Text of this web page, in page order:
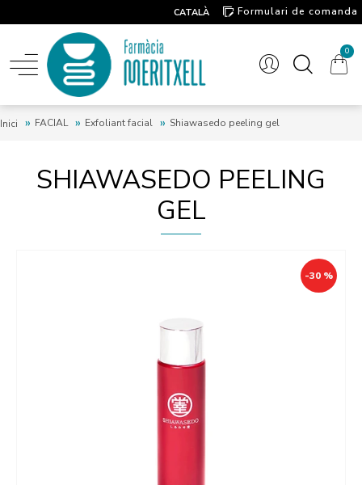
CATALÀ
Formulari de comanda
0
Inici FACIAL Exfoliant facial Shiawasedo peeling gel
SHIAWASEDO PEELING
GEL
-30 %